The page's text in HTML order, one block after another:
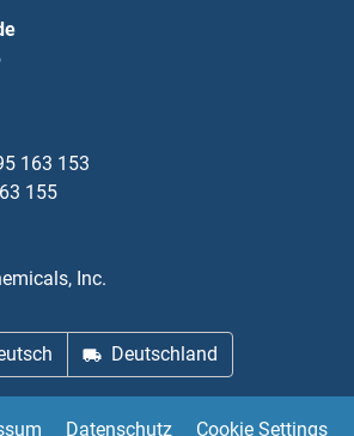
163 153
155
Inc.
Deutschland
Datenschutz Cookie Settings